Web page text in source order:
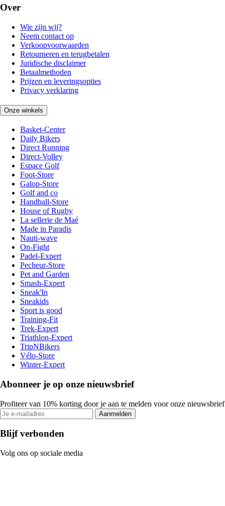
Over
Wie zijn wij?
Neem contact op
Verkoopvoorwaarden
Retourneren en terugbetalen
Juridische disclaimer
Betaalmethoden
Prijzen en leveringsopties
Privacy verklaring
Onze winkels
Basket-Center
Daily Bikers
Direct Running
Direct-Volley
Espace Golf
Foot-Store
Galop-Store
Golf and co
Handball-Store
House of Rugby
La sellerie de Maé
Made in Paradis
Nauti-wave
On-Fight
Padel-Expert
Pecheur-Store
Pet and Garden
Smash-Expert
Sneak'In
Sneakids
Sport is good
Training-Fit
Trek-Expert
Triathlon-Expert
TripNBikers
Vélo-Store
Winter-Expert
Abonneer je op onze nieuwsbrief
Profiteer van 10% korting door je aan te melden voor onze nieuwsbrief
Aanmelden
Blijf verbonden
Volg ons op sociale media